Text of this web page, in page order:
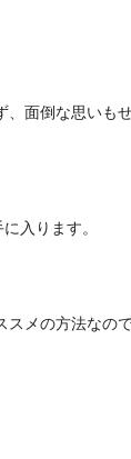
、面倒な思いも
入ります。
スメの方法なの